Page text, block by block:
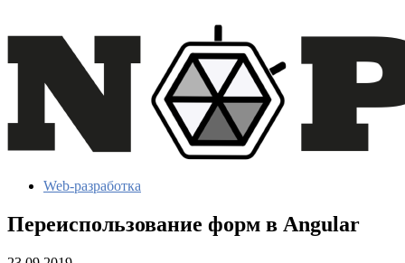
Web-разработка
Переиспользование форм в Angular